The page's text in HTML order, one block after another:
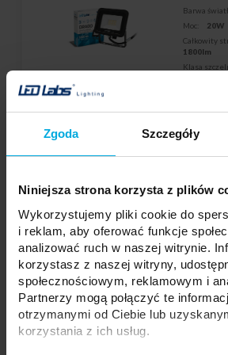
Zgoda Szczegóły
Niniejsza strona korzysta z plików
Wykorzystujemy pliki cookie do
i reklam, aby oferować funkcje
analizować ruch w naszej witrynie.
korzystasz z naszej witryny,
społecznościowym, reklamowym i
Partnerzy mogą połączyć te
otrzymanymi od Ciebie lub
korzystania z ich usług.
Barwa
Moc:
20W
Całkowity
1800lm
Klasa
lokalnym dystrybutorem
Stan
Podmiot odpowiedzialny: LED Labs S.A., ul.
Kraków, Polska | Kontakt:info@led-labs.pl
Naświetlacz LED DRAGO
SLIM PIR17-0000-13